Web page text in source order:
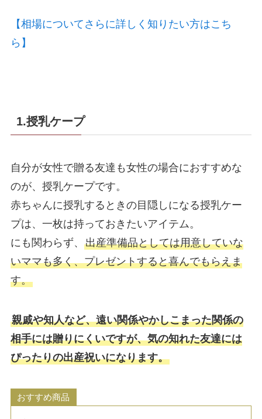
【相場についてさらに詳しく知りたい方はこち
ら】
1.授乳ケープ
自分が女性で贈る友達も女性の場合におすすめな
のが、授乳ケープです。
赤ちゃんに授乳するときの目隠しになる授乳ケー
プは、一枚は持っておきたいアイテム。
にも関わらず、 出産準備品としては用意していな
いママも多く、プレゼントすると喜んでもらえま
す。
親戚や知人など、遠い関係やかしこまった関係の
相手には贈りにくいですが、気の知れた友達には
ぴったりの出産祝いになります。
おすすめ商品